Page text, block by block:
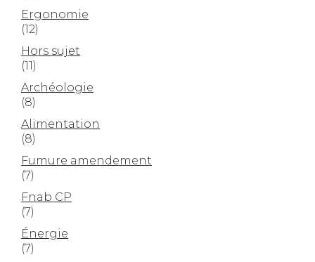
Ergonomie
(12)
Hors sujet
(11)
Archéologie
(8)
Alimentation
(8)
Fumure amendement
(7)
Fnab CP
(7)
Énergie
(7)